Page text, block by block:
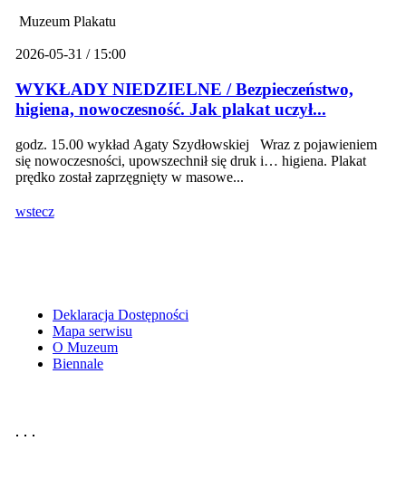
Muzeum Plakatu
2026-05-31 / 15:00
WYKŁADY NIEDZIELNE / Bezpieczeństwo,
higiena, nowoczesność. Jak plakat uczył...
godz. 15.00 wykład Agaty Szydłowskiej Wraz z pojawieniem
się nowoczesności, upowszechnił się druk i… higiena. Plakat
prędko został zaprzęgnięty w masowe...
wstecz
Deklaracja Dostępności
Mapa serwisu
O Muzeum
Biennale